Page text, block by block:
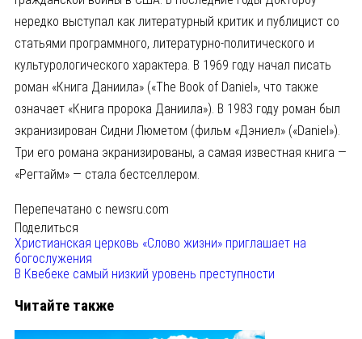
нередко выступал как литературный критик и публицист со
статьями программного, литературно-политического и
культурологического характера. В 1969 году начал писать
роман «Книга Даниила» («The Book of Daniel», что также
означает «Книга пророка Даниила»). В 1983 году роман был
экранизирован Сидни Люметом (фильм «Дэниел» («Daniel»).
Три его романа экранизированы, а самая известная книга —
«Регтайм» — стала бестселлером.
Перепечатано с newsru.com
Поделиться
Христианская церковь «Слово жизни» приглашает на
богослужения
В Квебеке самый низкий уровень преступности
Читайте также